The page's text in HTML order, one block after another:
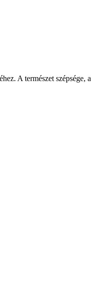
A természet szépsége, a